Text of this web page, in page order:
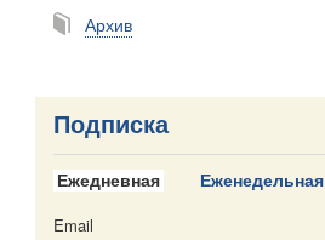
Архив
Подписка
Ежедневная Еженедельная
Email